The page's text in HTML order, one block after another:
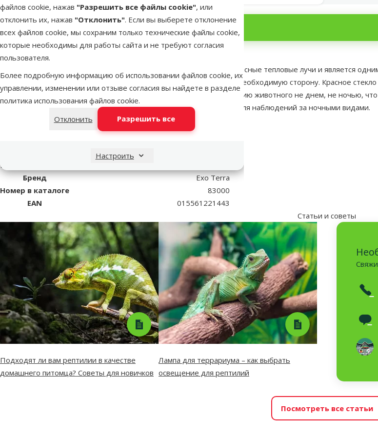
файлов cookie, нажав "Разрешить все файлы cookie", или
отклонить их, нажав "Отклонить". Если вы выберете отклонение
всех файлов cookie, мы сохраним только технические файлы cookie,
которые необходимы для работы сайта и не требуют согласия
пользователя.
Более подробную информацию об использовании файлов cookie, их
управлении, изменении или отзыве согласия вы найдете в разделе
политика использования файлов cookie.
Отклонить
Разрешить все
Настроить
Лампа для террариума -
Infrared Heat Glo 100W
Лампа для террариума - Infrared Heat Glo 100W - излучает инфракрасные тепловые лучи и является
Лампа имеет специальный отражатель, чтобы направлять тепло в необходимую сторону. Красное
накаливания. Красноватый свет не помешает нормальному поведению животного не днем, не ночью, что
Повышает температуру воздуха в террариуме. Хорошо подходит для наблюдений за ночными видами.
UVA, Видимый спектр, Инфракрасный (тепло)
Мощность (Ватт)
Бренд
Exo Terra
Номер в каталоге
83000
EAN
015561221443
Статьи и советы
Подходят ли вам рептилии в качестве
домашнего питомца? Советы для новичков
Лампа для террариума – как выбрать
освещение для рептилий
Посмотреть все статьи